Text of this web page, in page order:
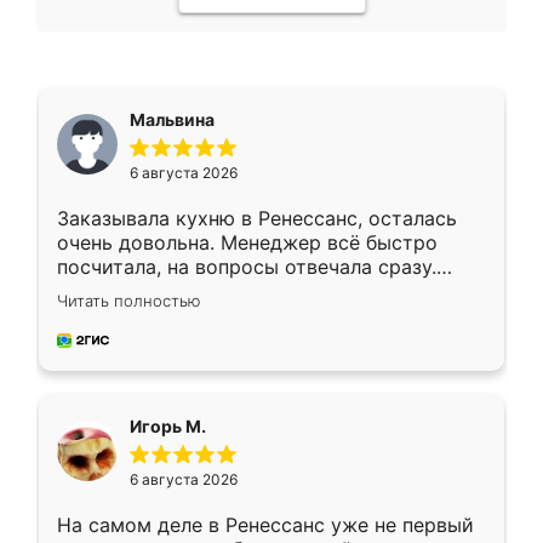
Мальвина
6 августа 2026
Заказывала кухню в Ренессанс, осталась
очень довольна. Менеджер всё быстро
посчитала, на вопросы отвечала сразу.
Замерщик приехал в субботу, подошёл к
делу со всей ответственностью. Собрали
за день, ребята работали аккуратно, даже
Читать полностью
Игорь М.
6 августа 2026
На самом деле в Ренессанс уже не первый